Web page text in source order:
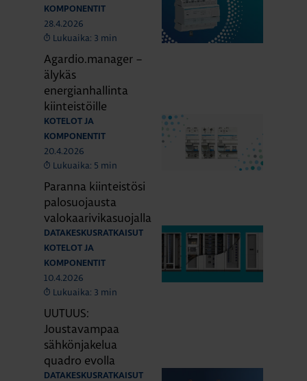
KOMPONENTIT
28.4.2026
Lukuaika: 3 min
Agardio.manager –
älykäs
energianhallinta
kiinteistöille
KOTELOT JA
KOMPONENTIT
20.4.2026
Lukuaika: 5 min
Paranna kiinteistösi
palosuojausta
valokaarivikasuojalla
DATAKESKUSRATKAISUT
KOTELOT JA
KOMPONENTIT
10.4.2026
Lukuaika: 3 min
UUTUUS:
Joustavampaa
sähkönjakelua
quadro evolla
DATAKESKUSRATKAISUT